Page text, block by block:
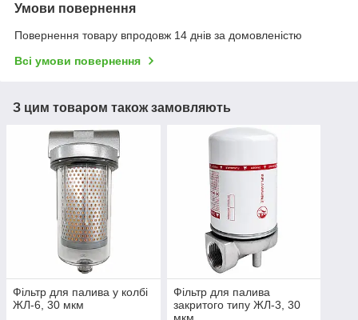
Умови повернення
Повернення товару впродовж 14 днів за домовленістю
Всі умови повернення
З цим товаром також замовляють
Фільтр для палива у колбі
ЖЛ-6, 30 мкм
Фільтр для палива
закритого типу ЖЛ-3, 30